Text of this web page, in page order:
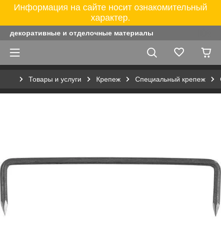
Информация на сайте носит ознакомительный
характер.
декоративные и отделочные материалы
Товары и услуги Крепеж Специальный крепеж